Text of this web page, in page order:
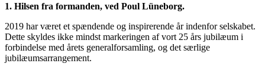
1. Hilsen fra formanden, ved Poul Lüneborg.
2019 har været et spændende og inspirerende år indenfor selskabet.
Dette skyldes ikke mindst markeringen af vort 25 års jubilæum i
forbindelse med årets generalforsamling, og det særlige
jubilæumsarrangement.